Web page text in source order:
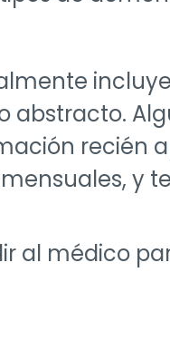
recién
y
al médico